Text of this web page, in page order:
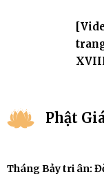
Phật
Tháng Bảy tri ân: